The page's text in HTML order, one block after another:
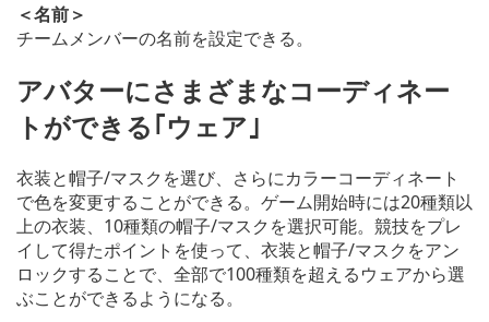
＜名前＞
チームメンバーの名前を設定できる。
アバターにさまざまなコーディネー
トができる｢ウェア｣
衣装と帽子/マスクを選び、さらにカラーコーディネート
で色を変更することができる。ゲーム開始時には20種類以
上の衣装、10種類の帽子/マスクを選択可能。競技をプレ
イして得たポイントを使って、衣装と帽子/マスクをアン
ロックすることで、全部で100種類を超えるウェアから選
ぶことができるようになる。